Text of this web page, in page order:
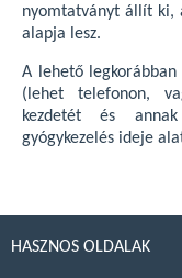
nyomtatványt állít ki,
alapja lesz.
A lehető
(lehet telefonon,
kezdetét és
gyógykezelés ideje
HASZNOS OLDALAK